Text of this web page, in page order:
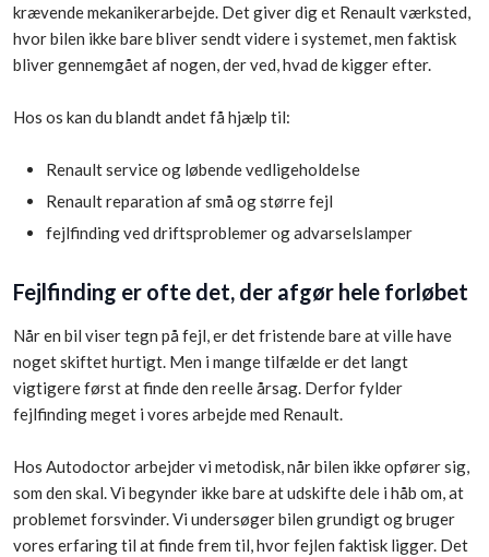
krævende mekanikerarbejde. Det giver dig et Renault værksted,
hvor bilen ikke bare bliver sendt videre i systemet, men faktisk
bliver gennemgået af nogen, der ved, hvad de kigger efter.
Hos os kan du blandt andet få hjælp til:
Renault service og løbende vedligeholdelse
​Renault reparation af små og større fejl
​fejlfinding ved driftsproblemer og advarselslamper
Fejlfinding er ofte det, der afgør hele forløbet
Når en bil viser tegn på fejl, er det fristende bare at ville have
noget skiftet hurtigt. Men i mange tilfælde er det langt
vigtigere først at finde den reelle årsag. Derfor fylder
fejlfinding meget i vores arbejde med Renault.
Hos Autodoctor arbejder vi metodisk, når bilen ikke opfører sig,
som den skal. Vi begynder ikke bare at udskifte dele i håb om, at
problemet forsvinder. Vi undersøger bilen grundigt og bruger
vores erfaring til at finde frem til, hvor fejlen faktisk ligger. Det